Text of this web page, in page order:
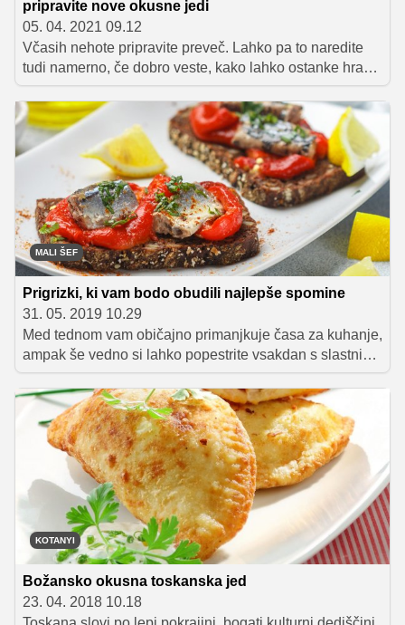
pripravite nove okusne jedi
05. 04. 2021 09.12
Včasih nehote pripravite preveč. Lahko pa to naredite
tudi namerno, če dobro veste, kako lahko ostanke hrane
v dneh, ki sledijo, kreativno uporabite. Tako je mogoče
prihraniti čas.
MALI ŠEF
Prigrizki, ki vam bodo obudili najlepše spomine
31. 05. 2019 10.29
Med tednom vam običajno primanjkuje časa za kuhanje,
ampak še vedno si lahko popestrite vsakdan s slastnimi
grižljaji, ki bodo navdušili vse, ki obožujete prostrane
plaže, sonce, morje in tradicijo najboljših okusov
Jadrana. Obstaja še kaj boljšega? Preverite v
nadaljevanju.
KOTANYI
Božansko okusna toskanska jed
23. 04. 2018 10.18